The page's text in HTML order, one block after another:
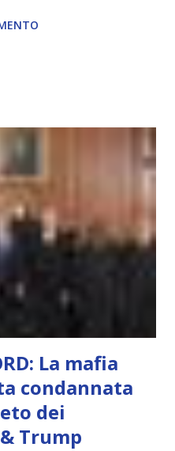
non ha libero arbitrio
l’Uno. Coscienza è la
anche quando non è la
collega all’Uno Infinito.
coscienti, ma
copiare, ma non può vivere
Man mano che l’IA
(soprattutto tra il 2027 e il
renderanno la differenza
La mafia
condannata
dei
Trump